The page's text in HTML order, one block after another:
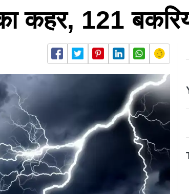
कहर, 121